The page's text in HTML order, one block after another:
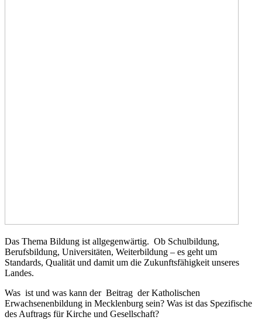
Das Thema Bildung ist allgegenwärtig. Ob Schulbildung,
Berufsbildung, Universitäten, Weiterbildung – es geht um
Standards, Qualität und damit um die Zukunftsfähigkeit unseres
Landes.
Was ist und was kann der Beitrag der Katholischen
Erwachsenenbildung in Mecklenburg sein? Was ist das Spezifische
des Auftrags für Kirche und Gesellschaft?